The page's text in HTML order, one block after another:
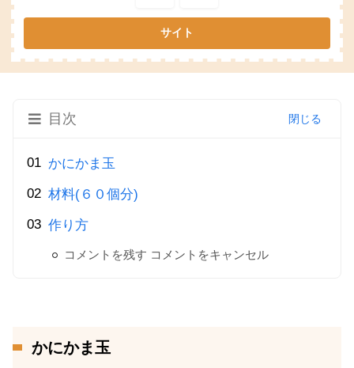
目次
かにかま玉
材料(６０個分)
作り方
コメントを残す コメントをキャンセル
かにかま玉